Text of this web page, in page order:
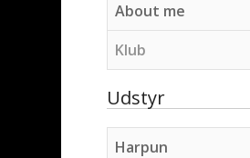
About me
Klub
Udstyr
Harpun